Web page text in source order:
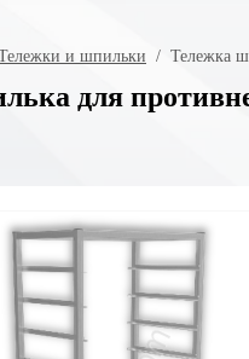
и шпильки
/  Тележка
для